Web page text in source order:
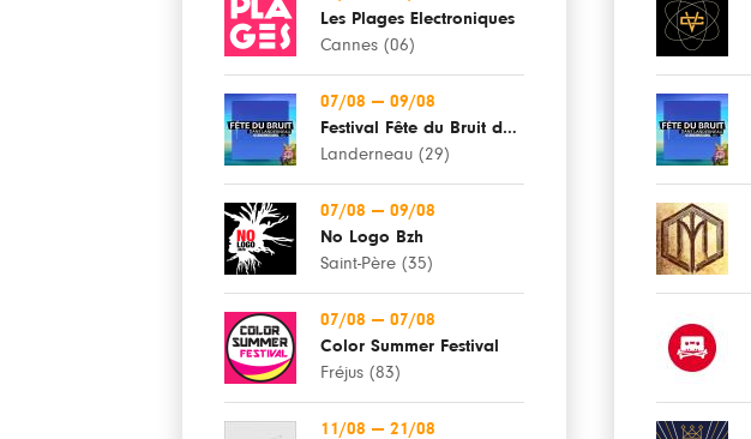
Les Plages Electroniques
Cannes (06)
07/08 — 09/08
Festival Fête du Bruit dans Landerneau
Landerneau (29)
07/08 — 09/08
No Logo Bzh
Saint-Père (35)
07/08 — 07/08
Color Summer Festival
Fréjus (83)
11/08 — 21/08